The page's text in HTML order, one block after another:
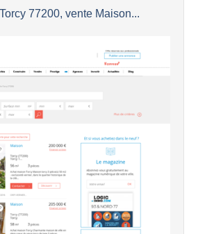
77200, vente Maison...